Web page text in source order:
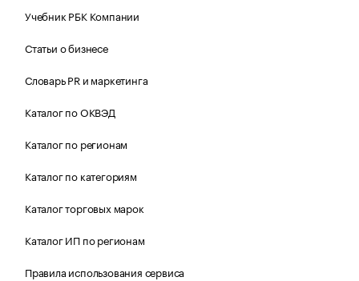
Учебник РБК Компании
Статьи о бизнесе
Словарь PR и маркетинга
Каталог по ОКВЭД
Каталог по регионам
Каталог по категориям
Каталог торговых марок
Каталог ИП по регионам
Правила использования сервиса